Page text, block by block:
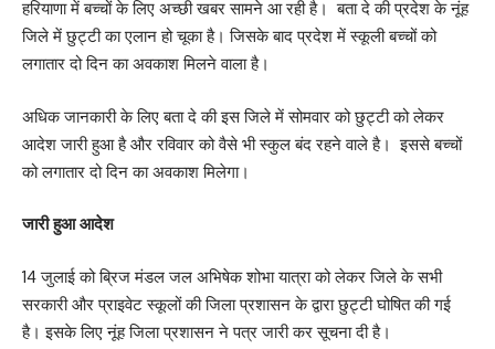
हरियाणा में बच्चों के लिए अच्छी खबर सामने आ रही है। बता दे की प्रदेश के नूंह
जिले में छुट्टी का एलान हो चूका है। जिसके बाद प्रदेश में स्कूली बच्चों को
लगातार दो दिन का अवकाश मिलने वाला है।
अधिक जानकारी के लिए बता दे की इस जिले में सोमवार को छुट्टी को लेकर
आदेश जारी हुआ है और रविवार को वैसे भी स्कुल बंद रहने वाले है। इससे बच्चों
को लगातार दो दिन का अवकाश मिलेगा।
जारी हुआ आदेश
14 जुलाई को ब्रिज मंडल जल अभिषेक शोभा यात्रा को लेकर जिले के सभी
सरकारी और प्राइवेट स्कूलों की जिला प्रशासन के द्वारा छुट्टी घोषित की गई
है। इसके लिए नूंह जिला प्रशासन ने पत्र जारी कर सूचना दी है।